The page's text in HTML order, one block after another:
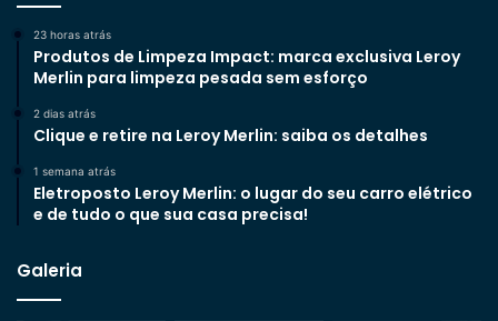
23 horas atrás
Produtos de Limpeza Impact: marca exclusiva Leroy
Merlin para limpeza pesada sem esforço
2 dias atrás
Clique e retire na Leroy Merlin: saiba os detalhes
1 semana atrás
Eletroposto Leroy Merlin: o lugar do seu carro elétrico
e de tudo o que sua casa precisa!
Galeria